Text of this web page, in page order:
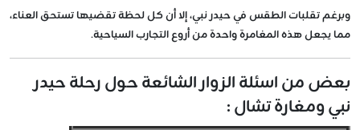
وبرغم تقلبات الطقس في حيدر نبي، إلا أن كل لحظة تقضيها تستحق العناء،
مما يجعل هذه المغامرة واحدة من أروع التجارب السياحية.
بعض من اسئلة الزوار الشائعة حول رحلة حيدر
نبي ومغارة تشال :